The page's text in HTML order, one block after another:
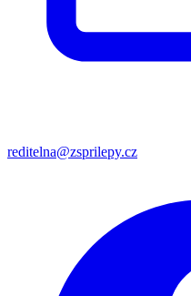
reditelna@zsprilepy.cz